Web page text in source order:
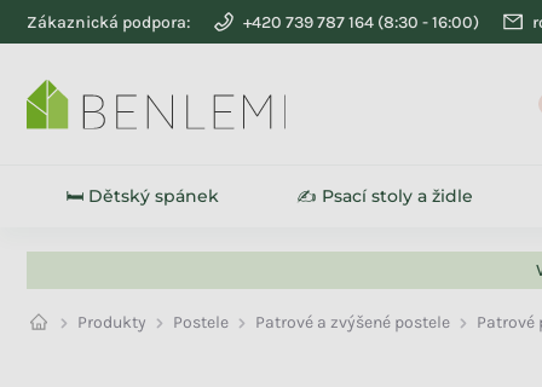
Přejít na obsah
Zákaznická podpora: +420 739 787 164
🛏️ Dětský spánek ✍️ Psací stoly a židle
Produkty Postele Patrové a zvýšené postele Patrové